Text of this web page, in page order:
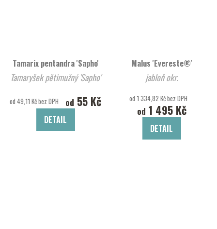
Tamarix pentandra 'Sapho'
Tamaryšek pětimužný 'Sapho'
od 49,11 Kč bez DPH od 55 Kč
DETAIL
Malus 'Evereste®'
jabloň okr.
od 1 334,82 Kč bez DPH
od 1 495 Kč
DETAIL